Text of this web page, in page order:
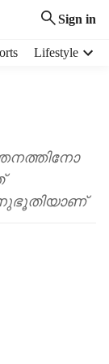
Sign in
Lifestyle